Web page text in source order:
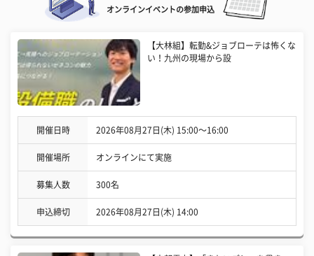
オンラインイベントの参加申込
【大林組】転勤&ジョブローテは怖くな
い！九州の現場から設
開催日時 2026年08月27日(木) 15:00〜16:00
開催場所 オンラインにて実施
募集人数 300名
申込締切 2026年08月27日(木) 14:00